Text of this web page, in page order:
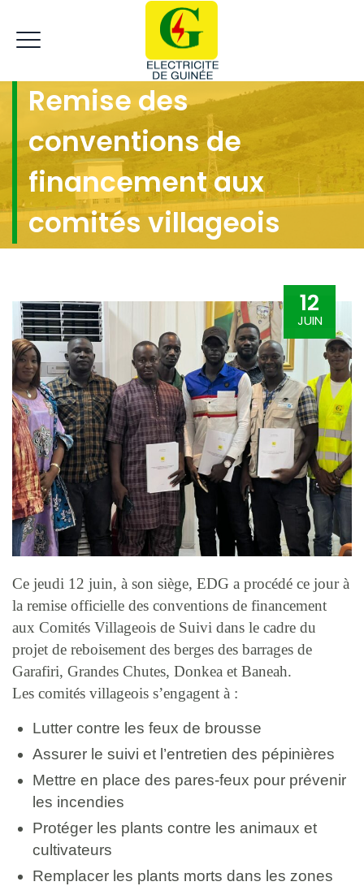
Remise des
conventions de
financement aux
comités villageois
12
JUIN
Ce jeudi 12 juin, à son siège, EDG a procédé ce jour à
la remise officielle des conventions de financement
aux Comités Villageois de Suivi dans le cadre du
projet de reboisement des berges des barrages de
Garafiri, Grandes Chutes, Donkea et Baneah.
Les comités villageois s’engagent à :
Lutter contre les feux de brousse
Assurer le suivi et l’entretien des pépinières
Mettre en place des pares-feux pour prévenir
les incendies
Protéger les plants contre les animaux et
cultivateurs
Remplacer les plants morts dans les zones